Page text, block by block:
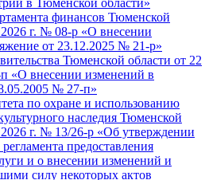
в Тюменской области»
финансов Тюменской
г. № 08-р «О внесении
от 23.12.2025 № 21-р»
Тюменской области от 22
«О внесении изменений в
№ 27-п»
по охране и использованию
наследия Тюменской
г. № 13/26-р «Об утверждении
предоставления
и о внесении изменений и
силу некоторых актов